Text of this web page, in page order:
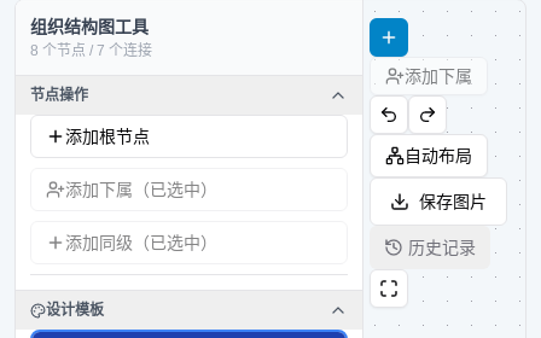
组织结构图工具
8 个节点 / 7 个连接
节点操作
添加根节点
添加下属（已选中）
添加同级（已选中）
设计模板
添加下属
自动布局
保存图片
历史记录